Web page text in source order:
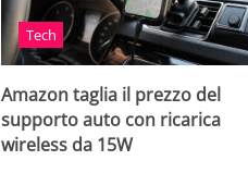
Tech
Amazon taglia il prezzo del
supporto auto con ricarica
wireless da 15W